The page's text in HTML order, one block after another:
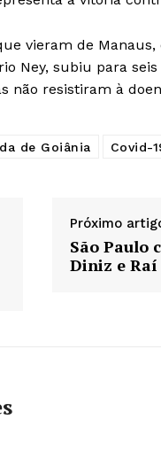
vieram de
Ney, subiu para
não resistiram à
de Goiânia Covid-
Próximo
São Paulo
Diniz e Raí